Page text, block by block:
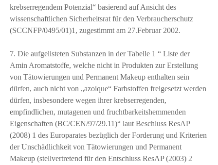
krebserregendem Potenzial“ basierend auf Ansicht des
wissenschaftlichen Sicherheitsrat für den Verbraucherschutz
(SCCNFP/0495/01)1, zugestimmt am 27.Februar 2002.
7. Die aufgelisteten Substanzen in der Tabelle 1 “ Liste der
Amin Aromatstoffe, welche nicht in Produkten zur Erstellung
von Tätowierungen und Permanent Makeup enthalten sein
dürfen, auch nicht von „azoique“ Farbstoffen freigesetzt werden
dürfen, insbesondere wegen ihrer krebserregenden,
empfindlichen, mutagenen und fruchtbarkeitshemmenden
Eigenschaften (BC/CEN/97/29.11)“ laut Beschluss ResAP
(2008) 1 des Europarates bezüglich der Forderung und Kriterien
der Unschädlichkeit von Tätowierungen und Permanent
Makeup (stellvertretend für den Entschluss ResAP (2003) 2